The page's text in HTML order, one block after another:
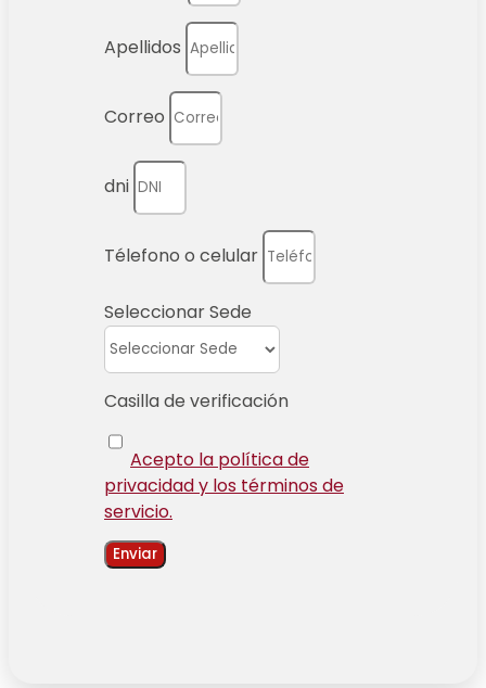
Apellidos
Correo
dni
Télefono o celular
Seleccionar Sede
Casilla de verificación
Acepto la política de
privacidad y los términos de
servicio.
Enviar